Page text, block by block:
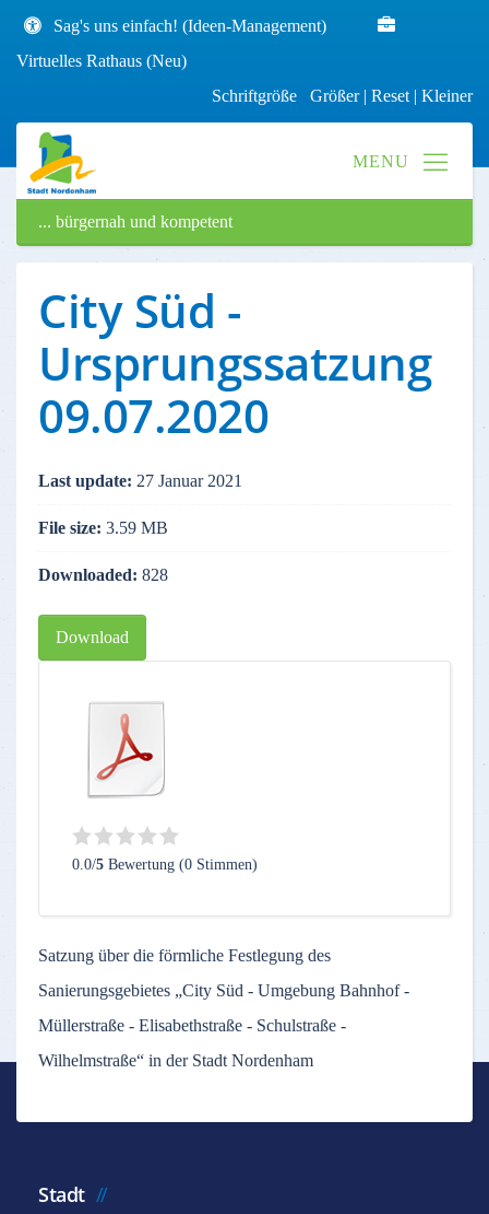
Sag's uns einfach! (Ideen-Management)
Virtuelles Rathaus (Neu)
Schriftgröße Größer| Reset | Kleiner
... bürgernah und kompetent
City Süd -
Ursprungssatzung
09.07.2020
Last update: 27 Januar 2021
File size: 3.59 MB
Downloaded: 828
Download
0.0/5 Bewertung (0 Stimmen)
Satzung über die förmliche Festlegung des
Sanierungsgebietes „City Süd - Umgebung Bahnhof -
Müllerstraße - Elisabethstraße - Schulstraße -
Wilhelmstraße“ in der Stadt Nordenham
Stadt